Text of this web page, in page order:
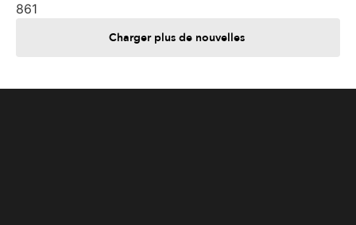
861
Charger plus de nouvelles